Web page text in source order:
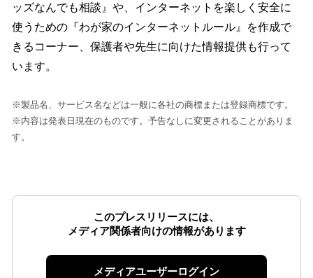
ッズなんでも相談』や、インターネットを楽しく安全に
使うための『わが家のインターネットルール』を作成で
きるコーナー、保護者や先生に向けた情報提供も行って
います。
※製品名、サービス名などは一般に各社の商標または登録商標です。
※内容は発表日現在のものです。予告なしに変更されることがありま
す。
このプレスリリースには、
メディア関係者向けの情報があります
メディアユーザーログイン